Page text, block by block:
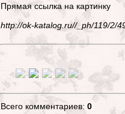
Прямая ссылка на картинку
http://ok-katalog.ru//_ph/119/2/
Всего комментариев: 0